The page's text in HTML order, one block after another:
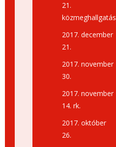
21.
közmeghallgatás
2017. december
21.
2017. november
30.
2017. november
14. rk.
2017. október
26.